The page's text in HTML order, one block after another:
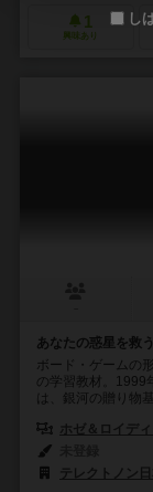
1
興味あり
あなたの惑星を救
ボード・ゲームの
の学習教材。1999
は、銀河の贈り物
ホゼ＆ロイデ
テレクトノン
し